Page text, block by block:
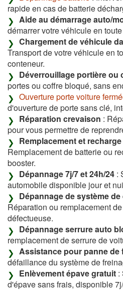
rapide en cas de batterie
Aide au démarrage auto/
démarrer votre véhicule en
Chargement de véhicule
Transport de votre véhicule en
conteneur.
Déverrouillage portière ou
portes ou coffre bloqué, sans
Ouverture porte voiture
d'ouverture de porte sans clé,
Réparation crevaison :
pour vous permettre de
Remplacement et
Remplacement de batterie ou
booster.
Dépannage 7j/7 et 24h/24 :
automobile disponible jour et
Dépannage de système
Réparation ou remplacement
défectueuse.
Dépannage serrure auto
remplacement de serrure de
Assistance pour panne de
défaillance du système de
Enlèvement épave gratuit :
d'épave sans frais, disponible